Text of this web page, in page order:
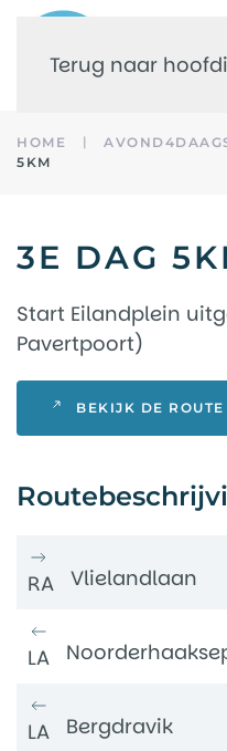
Terug naar
HOME
5KM
3E DAG
Start Eilandplein
Pavertpoort)
BEKIJK DE
RA Vlielandlaan
LA
LA Bergdravik